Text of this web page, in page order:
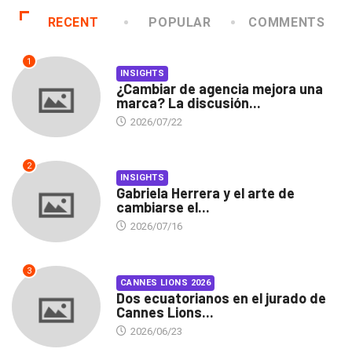
RECENT POPULAR COMMENTS
1
INSIGHTS
¿Cambiar de agencia mejora una
marca? La discusión...
2026/07/22
2
INSIGHTS
Gabriela Herrera y el arte de
cambiarse el...
2026/07/16
3
CANNES LIONS 2026
Dos ecuatorianos en el jurado de
Cannes Lions...
2026/06/23